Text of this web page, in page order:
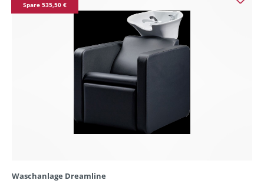
Spare 535,50 €
Waschanlage Dreamline